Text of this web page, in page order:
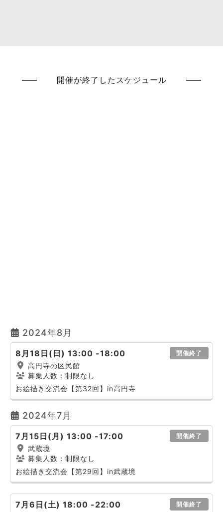
開催が終了したスケジュール
2024年8月
8月18日(日) 13:00 -18:00 開催終了
高円寺の区民館
募集人数：制限なし
お絵描き交流会【第32回】in高円寺
2024年7月
7月15日(月) 13:00 -17:00 開催終了
武蔵境
募集人数：制限なし
お絵描き交流会【第29回】in武蔵境
7月6日(土) 18:00 -22:00 開催終了